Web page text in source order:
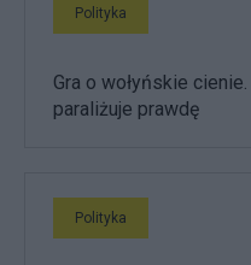
Polityka
Gra o wołyńskie
paraliżuje prawdę
Polityka